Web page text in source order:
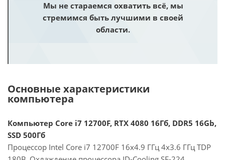
Мы не стараемся охватить всё, мы
стремимся быть лучшими в своей
области.
Основные характеристики
компьютера
Компьютер Core i7 12700F, RTX 4080 16Гб, DDR5 16Gb,
SSD 500Гб
Процессор Intel Core i7 12700F 16x4.9 ГГц 4x3.6 ГГц TDP